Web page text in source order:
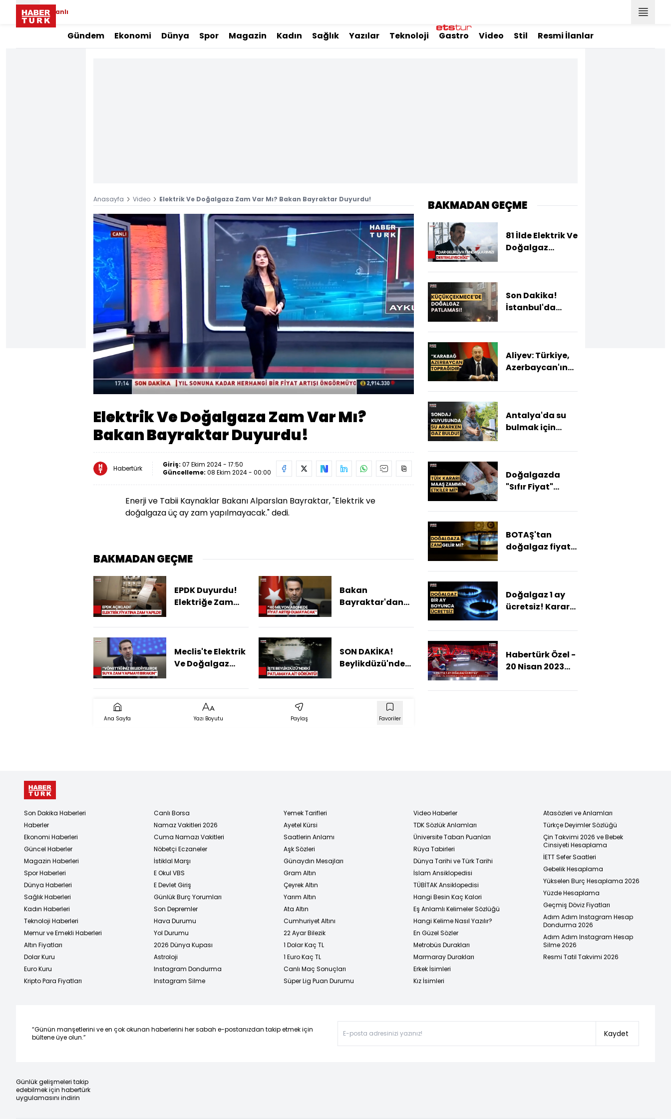
Canlı
Gündem Ekonomi Dünya Spor Magazin Kadın Sağlık Yazılar Teknoloji Gastro Video Stil Resmi İlanlar
Anasayfa Video Elektrik Ve Doğalgaza Zam Var Mı? Bakan Bayraktar Duyurdu!
Sesi
Yüklendi:
18.55%
Oynatma
Elektrik Ve Doğalgaza Zam Var Mı?
Bakan Bayraktar Duyurdu!
Habertürk Giriş: 07 Ekim 2024 - 17:50
Güncelleme: 08 Ekim 2024 - 00:00
Enerji ve Tabii Kaynaklar Bakanı Alparslan Bayraktar, "Elektrik ve
doğalgaza üç ay zam yapılmayacak." dedi.
BAKMADAN GEÇME
EPDK Duyurdu!
Elektriğe Zam
Fiyat Ne Oldu?
Bakan
Bayraktar'dan
Faturalarında
Açıklaması
Meclis'te Elektrik
Ve Doğalgaz
SON DAKİKA!
Beylikdüzü'ndeki
Kamera
Ortaya Çıktı!
Ana Sayfa Yazı Boyutu Paylaş Favoriler
BAKMADAN GEÇME
81 İlde Elektrik Ve
Doğalgaz
Yeni Dönem:
Doğalgaza Zam
Mı Geliyor?
Son Dakika!
İstanbul'da
patlaması!
Aliyev: Türkiye,
Azerbaycan'ın
demeniz
Antalya'da su
bulmak için
bahçedeki
çıktı!
Doğalgazda
"Sıfır Fiyat"
enflasyonu
Ahmet Kıvanç
değerlendirdi
BOTAŞ'tan
doğalgaz fiyatı
Doğalgaz 1 ay
ücretsiz! Karar
yayımlandı...
Habertürk Özel -
20 Nisan 2023
ne zaman
Son Dakika Haberleri
Haberler
Ekonomi Haberleri
Güncel Haberler
Magazin Haberleri
Spor Haberleri
Dünya Haberleri
Sağlık Haberleri
Kadın Haberleri
Teknoloji Haberleri
Memur ve Emekli Haberleri
Altın Fiyatları
Dolar Kuru
Euro Kuru
Kripto Para Fiyatları
Canlı Borsa
Namaz Vakitleri 2026
Cuma Namazı Vakitleri
Nöbetçi Eczaneler
İstiklal Marşı
E Okul VBS
E Devlet Giriş
Günlük Burç Yorumları
Son Depremler
Hava Durumu
Yol Durumu
2026 Dünya Kupası
Astroloji
Instagram Dondurma
Instagram Silme
Yemek Tarifleri
Ayetel Kürsi
Saatlerin Anlamı
Aşk Sözleri
Günaydın Mesajları
Gram Altın
Çeyrek Altın
Yarım Altın
Ata Altın
Cumhuriyet Altını
22 Ayar Bilezik
1 Dolar Kaç TL
1 Euro Kaç TL
Canlı Maç Sonuçları
Süper Lig Puan Durumu
Video Haberler
TDK Sözlük Anlamları
Üniversite Taban Puanları
Rüya Tabirleri
Dünya Tarihi ve Türk Tarihi
İslam Ansiklopedisi
TÜBİTAK Ansiklopedisi
Hangi Besin Kaç Kalori
Eş Anlamlı Kelimeler Sözlüğü
Hangi Kelime Nasıl Yazılır?
En Güzel Sözler
Metrobüs Durakları
Marmaray Durakları
Erkek İsimleri
Kız İsimleri
Atasözleri ve Anlamları
Türkçe Deyimler Sözlüğü
Çin Takvimi 2026 ve Bebek
Cinsiyeti Hesaplama
İETT Sefer Saatleri
Gebelik Hesaplama
Yükselen Burç Hesaplama 2026
Yüzde Hesaplama
Geçmiş Döviz Fiyatları
Adım Adım Instagram Hesap
Dondurma 2026
Adım Adım Instagram Hesap
Silme 2026
Resmi Tatil Takvimi 2026
“Günün manşetlerini ve en çok okunan haberlerini her sabah e-postanızdan takip etmek için
bültene üye olun.”
Kaydet
Günlük gelişmeleri takip
edebilmek için habertürk
uygulamasını indirin